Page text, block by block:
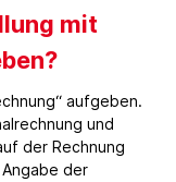
mit
aufgeben.
und
der Rechnung
der